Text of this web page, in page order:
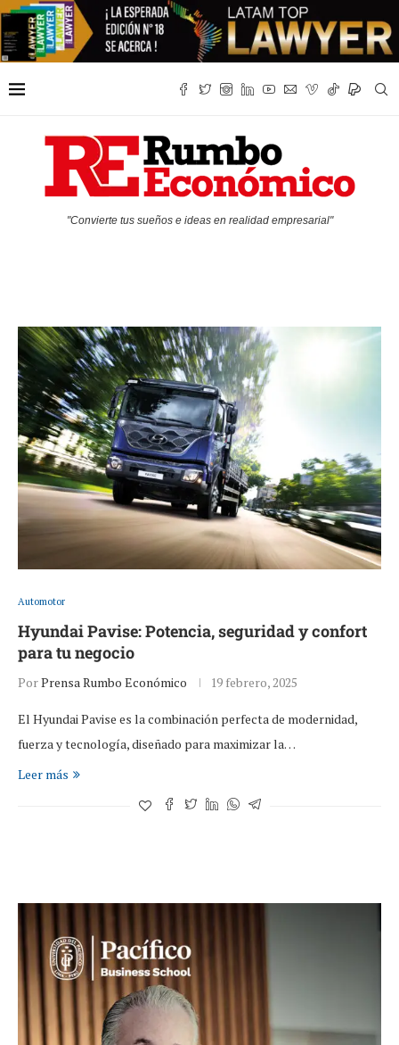
"Convierte tus sueños e ideas en realidad empresarial"
Automotor
Hyundai Pavise: Potencia, seguridad y confort
para tu negocio
PorPrensa Rumbo Económico 19 febrero, 2025
El Hyundai Pavise es la combinación perfecta de modernidad,
fuerza y tecnología, diseñado para maximizar la…
Leer más